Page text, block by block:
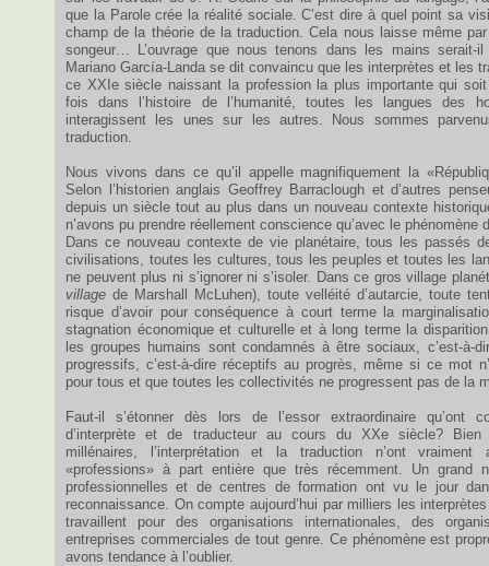
que la Parole crée la réalité sociale. C’est dire à quel point sa
champ de la théorie de la traduction. Cela nous laisse même
songeur… L’ouvrage que nous tenons dans les mains serait-il
Mariano García-Landa se dit convaincu que les interprètes et les
ce XXIe siècle naissant la profession la plus importante qui
fois dans l’histoire de l’humanité, toutes les langues des
interagissent les unes sur les autres. Nous sommes
traduction.
Nous vivons dans ce qu’il appelle magnifiquement la
Selon l’historien anglais Geoffrey Barraclough et d’autres
depuis un siècle tout au plus dans un nouveau contexte
n’avons pu prendre réellement conscience qu’avec le phénomène
Dans ce nouveau contexte de vie planétaire, tous les passés
civilisations, toutes les cultures, tous les peuples et toutes les
ne peuvent plus ni s’ignorer ni s’isoler. Dans ce gros village
village de Marshall McLuhen), toute velléité d’autarcie, toute
risque d’avoir pour conséquence à court terme la
stagnation économique et culturelle et à long terme la
les groupes humains sont condamnés à être sociaux, c’est-à-
progressifs, c’est-à-dire réceptifs au progrès, même si ce mot
pour tous et que toutes les collectivités ne progressent pas de la
Faut-il s’étonner dès lors de l’essor extraordinaire qu’ont
d’interprète et de traducteur au cours du XXe siècle? Bien
millénaires, l’interprétation et la traduction n’ont
«professions» à part entière que très récemment. Un grand
professionnelles et de centres de formation ont vu le jour
reconnaissance. On compte aujourd’hui par milliers les
travaillent pour des organisations internationales, des
entreprises commerciales de tout genre. Ce phénomène est
avons tendance à l’oublier.